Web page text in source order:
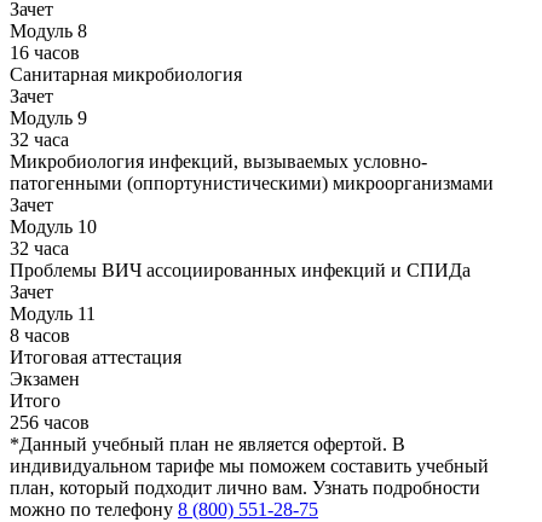
Зачет
Модуль 8
16 часов
Санитарная микробиология
Зачет
Модуль 9
32 часа
Микробиология инфекций, вызываемых условно-
патогенными (оппортунистическими) микроорганизмами
Зачет
Модуль 10
32 часа
Проблемы ВИЧ ассоциированных инфекций и СПИДа
Зачет
Модуль 11
8 часов
Итоговая аттестация
Экзамен
Итого
256 часов
*Данный учебный план не является офертой. В
индивидуальном тарифе мы поможем составить учебный
план, который подходит лично вам. Узнать подробности
можно по телефону 8 (800) 551-28-75